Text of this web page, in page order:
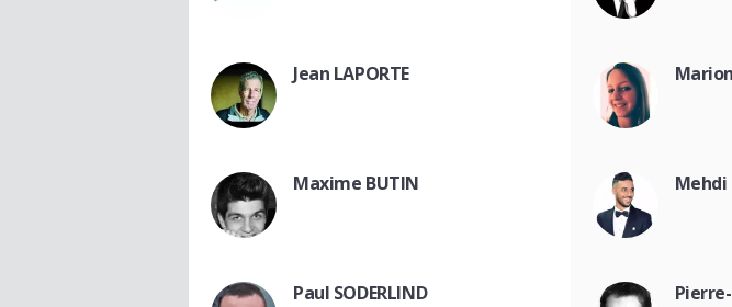
Jean LAPORTE
Maxime BUTIN Mehdi
Paul SODERLIND Pierre-